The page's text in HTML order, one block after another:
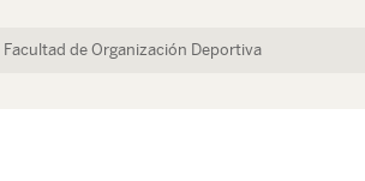
Facultad de Organización Deportiva